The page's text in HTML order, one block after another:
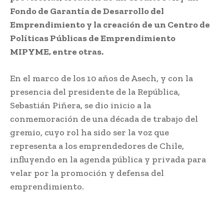
Fondo de Garantía de Desarrollo del
Emprendimiento y la creación de un Centro de
Políticas Públicas de Emprendimiento
MIPYME, entre otras.
En el marco de los 10 años de Asech, y con la
presencia del presidente de la República,
Sebastián Piñera, se dio inicio a la
conmemoración de una década de trabajo del
gremio, cuyo rol ha sido ser la voz que
representa a los emprendedores de Chile,
influyendo en la agenda pública y privada para
velar por la promoción y defensa del
emprendimiento.